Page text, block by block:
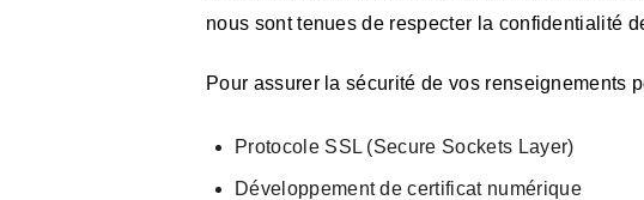
nous sont tenues de respecter la confidentialité
Pour assurer la sécurité de vos renseignements
Protocole SSL (Secure Sockets Layer)
Développement de certificat numérique